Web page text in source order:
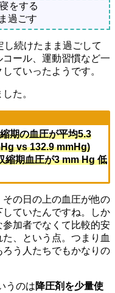
をする
過ごす
続けたまま過ごして
ール、運動習慣など一
ていったようです。
た。
期の血圧が平均5.3
vs 132.9 mmHg)
縮期血圧が3 mm Hg 低
の日の上の血圧が他の
ていたんですね。しか
加者でなくて比較的安
、という点。つまり血
う人たちでもかなりの
うのは降圧剤を少量使